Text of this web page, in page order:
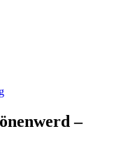
–